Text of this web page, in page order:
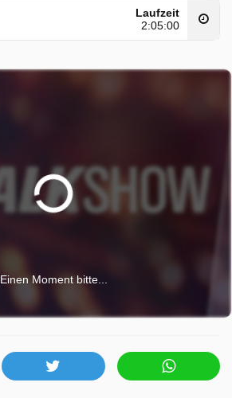
Laufzeit
2:05:00
Einen Moment bitte...